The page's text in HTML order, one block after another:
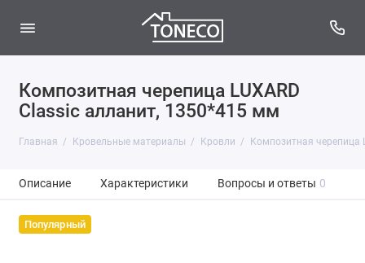
Композитная черепица LUXARD
Classic алланит, 1350*415 мм
Главная Кровельные материалы Кровли Композитная черепица
Описание Характеристики Вопросы и ответы 0
Популярный